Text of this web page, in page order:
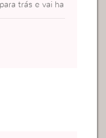
trás e vai ha
definido entã
dedicação p